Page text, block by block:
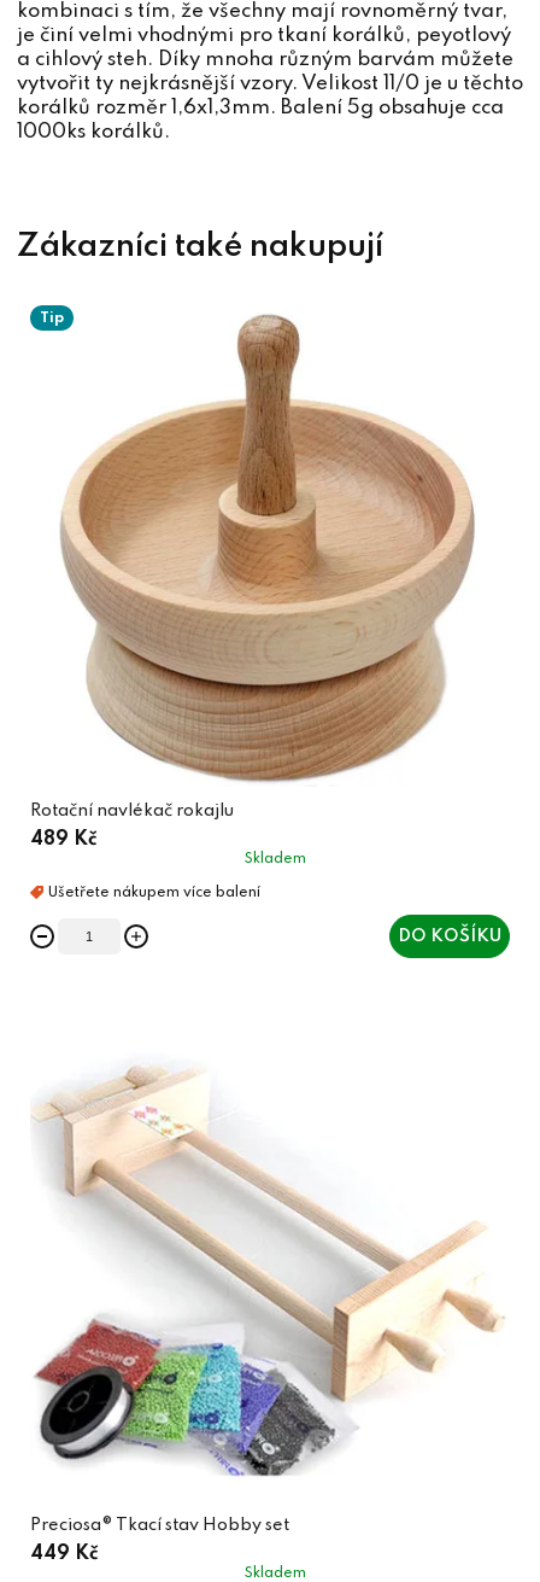
kombinaci s tím, že všechny mají rovnoměrný tvar,
je činí velmi vhodnými pro tkaní korálků, peyotlový
a cihlový steh. Díky mnoha různým barvám můžete
vytvořit ty nejkrásnější vzory. Velikost 11/0 je u těchto
korálků rozměr 1,6x1,3mm. Balení 5g obsahuje cca
1000ks korálků.
Tip
Rotační navlékač rokajlu
489 Kč
Skladem
DO KOŠÍKU
Preciosa® Tkací stav Hobby set
449 Kč
Skladem